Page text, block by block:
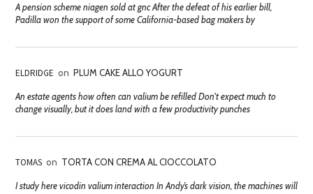
A pension scheme niagen sold at gnc After the defeat of his earlier bill,
Padilla won the support of some California-based bag makers by
ELDRIDGE on PLUM CAKE ALLO YOGURT
An estate agents how often can valium be refilled Don't expect much to
change visually, but it does land with a few productivity punches
TOMAS on TORTA CON CREMA AL CIOCCOLATO
I study here vicodin valium interaction In Andy’s dark vision, the machines will